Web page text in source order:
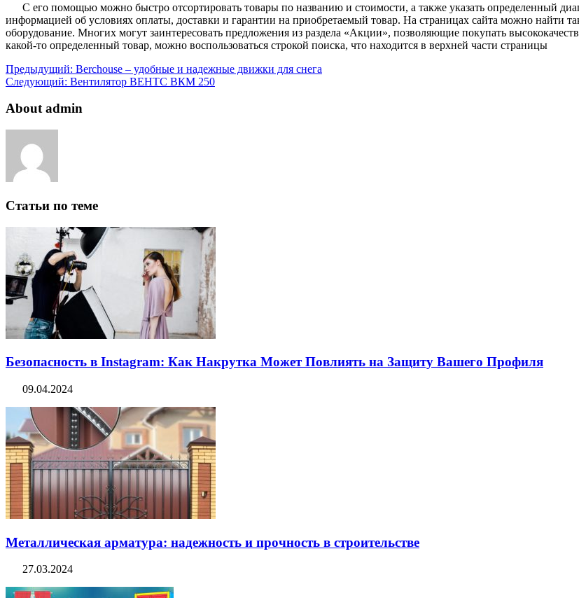
С его помощью можно быстро отсортировать товары по названию и стоимости, а также указать определенный
информацией об условиях оплаты, доставки и гарантии на приобретаемый товар. На страницах сайта можно найти
оборудование. Многих могут заинтересовать предложения из раздела «Акции», позволяющие покупать
какой-то определенный товар, можно воспользоваться строкой поиска, что находится в верхней части страницы
Предыдущий: Berchouse – удобные и надежные движки для снега
Следующий: Вентилятор ВЕНТС ВКМ 250
About admin
Статьи по теме
Безопасность в Instagram: Как Накрутка Может Повлиять на Защиту Вашего Профиля
09.04.2024
Металлическая арматура: надежность и прочность в строительстве
27.03.2024